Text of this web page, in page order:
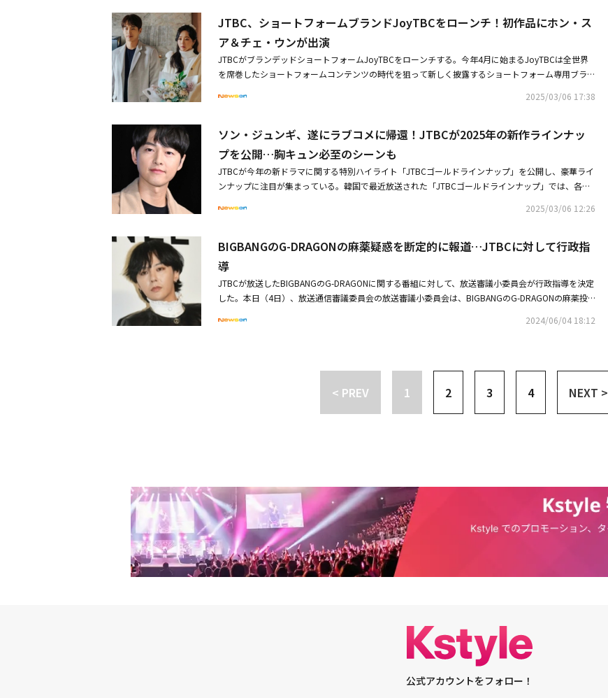
て「私自身も最高経営陣として重い責任感を持ち、中央グループの正常化と再飛躍のためにあらゆる
努力を尽くします」と付け加えた。JTBCは12日、計206億ウォン（約20億6000万円）規模の流動化
借入を満期内に償還できず、債務不履行（デフォルト）を宣言した。中央グループの持株会社である
中央ホールディングスをはじめ、JTBC、コンテンツリー中央、MEGABOX中央、中央P＆Iが、デフォ
ルト宣言の2日後である14日に企業再生手続きを申請した。
も気温が次第に上がり、6月を控えて本格的な夏の暑さが始まるでしょう」と予報した。そして「当
分の間、寒暖差が大きい天気が続きますので、皆さん体調に気をつけてください」と付け加えた。パ
ク・ボゴムはJTBCの新ドラマ「グッドボーイ」で、ボクシングの金メダリスト出身で強力特殊チー
ムの警察官ユン・ドンジュ役を演じる。彼は天気予報を通じて「皆さん、（作品に）たくさんの関心
と愛をお願いします」と宣伝した。パク・ボゴムの次期作である「グッドボーイ」は、特別採用で警
察になったメダリストたちが、メダルの代わりに警察手帳を首にかけ、不正と反則がはびこる世の中
語る・パク・ボゴム＆キム・ソヒョン主演、新ドラマ「グッドボーイ」メインポスター2種を公開
JTBC、ショートフォームブランドJoyTBCをローンチ！初作品にホン・ス
ア＆チェ・ウンが出演
JTBCがブランデッドショートフォームJoyTBCをローンチする。今年4月に始まるJoyTBCは全世界
を席巻したショートフォームコンテンツの時代を狙って新しく披露するショートフォーム専用ブラン
を届けるという意味が盛り込まれている。JoyTBCは韓国市場ではなく、海外市場をターゲットに、
ォームプラットフォームと多様な協力チャンネルを構築し、グローバルショートフォーム市場に進出
する。JoyTBCを通じてショートフォームドラマからバラエティ、ドキュメンタリーなど、多様なオ
リジナルコンテンツを1年間12タイトル以上楽しめるとのことで、期待が高まっている。コミュニケ
ーションコンテンツ局のイ・ミンスチーム長は「短いコンテンツを好む現代人の好みに合わせたショ
ートフォームコンテンツが、市場性の高さで世界的に注目を集めている。コンテンツはもちろん、マ
ーケティングの力量までショートフォームコンテンツに集まっている。このようなグローバルトレン
ショートフォームドラマ「ビューティフルCEOソ・ヘリム」（脚本：ビチュ、カビンジ、演出：チ
ン・ヒョク）に対する関心が集まっている。「ビューティフルCEOソ・ヘリム」は婚外子として産ま
れ、自分自身を罪深い存在とみなし、静かに暮らしていたソ・ヘリムが、異母兄弟たちの計略ですべ
てを失って殺された後、死後回帰し、以前の人生とは異なり、主導的で積極的な人生を送り、異腹兄
品会社のCEOに成長していく物語だ。映画「感動注意報」で共演した女優ホン・スアと俳優チェ・ウ
2025/03/06 17:38
ソン・ジュンギ、遂にラブコメに帰還！JTBCが2025年の新作ラインナッ
プを公開…胸キュン必至のシーンも
JTBCが今年の新ドラマに関する特別ハイライト「JTBCゴールドラインナップ」を公開し、豪華ライ
ンナップに注目が集まっている。韓国で最近放送された「JTBCゴールドラインナップ」では、各作
「交渉の技術」「君は天国でも美しい」「グッドボーイ」「マイ・ユース」の5作品の全体像が明ら
ース」のハイライト映像では、チョン・ウヒとのロマンスが予告された。彼は、人気子役として一世
を風靡したものの、現在はフローリストとして平穏に暮らすソン・ウへを演じる。穏やかな表情と、
新鮮なエプロン姿も視聴者の目を引いた。チョン・ウヒは、ある目的のために彼の元を訪れるエンタ
ーテインメント社のチーム長ソン・ジェヨンを演じる。2人が対面するシーンでは、ゆったりとした
ムードの中で繰り広げられるロマンスが予告され、早くも大きな関心を集めている。「JTBCゴール
ドラインナップ」ではこの他にも、今年の期待作とされているドラマたちが視聴者を魅了した。イ・
代当時の姿に若返った夫コ・ナクジュン（ソン・ソック）と再会したことから繰り広げられるファン
家族と自身の置かれた環境、愛を守るために奮闘するソクチョル役で、新たな魅力を披露する予定
だ。彼の初恋相手ミヨンを演じるのは、イ・ソンギョン。2人が織りなす人間味あふれる笑いとロマ
ンスにも関心が集まっている。今年も話題作が目白押しのJTBC。豪華出演陣が次々と新鮮な魅力を
見せつけているだけに、視聴者の期待も高まるばかりだ。・ソン・ジュンギの新人時代から最新ドラ
マまで、出演作を一挙紹介！・ソン・ジュンギ「二人の子供、僕とケイティ半分ずつ似ている妻のよ
うに様々な経験をしてほしい」 この投稿をInstagramで見る JTBC 드라마 공식 인스타그램(@jtbcdra
2025/03/06 12:26
BIGBANGのG-DRAGONの麻薬疑惑を断定的に報道…JTBCに対して行政指
導
JTBCが放送したBIGBANGのG-DRAGONに関する番組に対して、放送審議小委員会が行政指導を決定
した。本日（4日）、放送通信審議委員会の放送審議小委員会は、BIGBANGのG-DRAGONの麻薬投
である「勧告」を決めた。JTBC「上岩洞（サンアムドン）クラス」は、出所不明の動画を根拠に、
事件と関連し、多くのメディアが同時に報道したが、JTBCだけが唯一責任を持って謝罪した。今回
G-DRAGONは、3億ウォン（約3300万円）を寄付し、麻薬撲滅および麻薬中毒になった青少年の治
療のための活動を行う「JUSPEACE Foundation」を設立し、注目を集めた。・BIGBANGのG-DRAG
2024/06/04 18:12
< PREV 1 2 3 4 NEXT >
公式アカウントをフォロー！